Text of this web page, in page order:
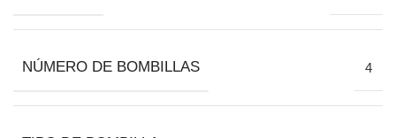
NÚMERO DE BOMBILLAS 4